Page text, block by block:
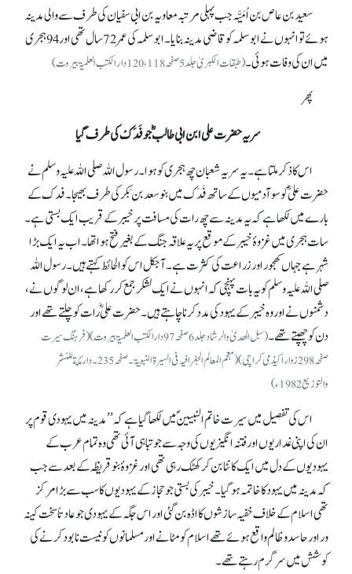
سعید بن عاص بن اُمَیَّہ جب پہلی مرتبہ معاویہ بن ابی سفیان کی طرف سے والی مدینہ
ہوئے تو انہوں نے ابوسلمہ کو قاضی مدینہ بنایا۔ ابوسلمہ کی عمر 72سال تھی اور94ہجری
میں ان کی وفات ہوئی۔(طبقات الکبریٰ جلد5 صفحہ118، 120 دار الکتب العلمیۃ بیروت)
پھر
سریہ حضرت علی ابن ابی طالبؓ جو فَدَکْ کی طرف گیا
اس کا ذکر ملتا ہے۔ یہ سریہ شعبان چھ ہجری کو ہوا۔ رسول اللہ صلی اللہ علیہ وسلم نے
حضرت علی ؓکو سو آدمیوں کے ساتھ فَدَک میں بنو سعد بن بَکر کی طرف بھیجا۔ فدک کے
بارے میں لکھا ہے کہ یہ مدینہ سے چھ رات کی مسافت پر خیبر کے قریب ایک بستی ہے۔
سات ہجری میں غزوۂ خیبر کے موقع پر یہ علاقہ جنگ کے بغیر فتح ہو ا تھا۔ اب یہ ایک بڑا
شہر ہے جہاں کھجور اور زراعت کی کثرت ہے۔ آجکل اس کو الحائط کہتے ہیں۔ رسول اللہ
صلی اللہ علیہ وسلم کویہ بات پہنچی کہ انہوں نے ایک لشکر جمع کر رکھا ہے، ان لوگوں نے،
دشمنوں نے اور وہ خیبر کے یہود کی مدد کرنا چاہتے ہیں۔ حضرت علیؓ رات کو چلتے تھے اور
دن کو چھپتے تھے۔
(سبل الھدیٰ والرشاد جلد6صفحہ 97دارالکتب العلمیۃ بیروت)(فرہنگ سیرت
صفحہ 298 زوار اکیڈمی کراچی)( معجم المعالم الجغرافیہ فی السیرۃ النبویۃ۔صفحہ 235۔ دار مكة للنشر
والتوزيع 1982ء)
اس کی تفصیل میں سیرت خاتم النبیینؐ میں لکھا گیا ہے کہ ’’مدینہ میں یہودی قوم پر
ان کی اپنی غداریوں اور فتنہ انگیزیوں کی وجہ سے جو تباہی آئی تھی وہ تمام عرب کے
یہودیوں کے دل میں ایک کانٹا بن کر کھٹک رہی تھی اور غزوۂ بنوقریظہ کے بعد سے جب
کہ مدینہ میں یہود کا خاتمہ ہو گیا۔ خیبر کی بستی جو حجاز کے یہودیوں کاسب سے بڑا مرکز
تھی اسلام کے خلاف خفیہ سازشوں کا اڈہ بن گئی اور اس جگہ کے یہودی جو عادتاً سخت کینہ
ور اور حاسد وظالم واقع ہوئے تھے اسلام کو مٹانے اور مسلمانوں کونیست نابود کرنے کی
کوشش میں سرگرم رہتے تھے۔